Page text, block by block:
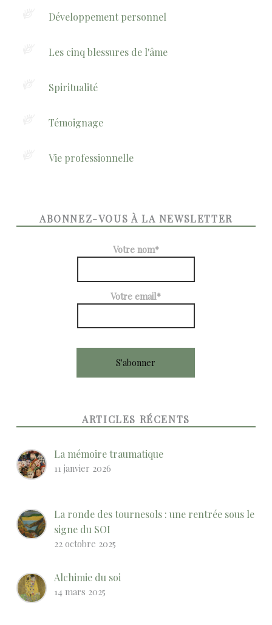
Développement personnel
Les cinq blessures de l'âme
Spiritualité
Témoignage
Vie professionnelle
ABONNEZ-VOUS À LA NEWSLETTER
Votre nom*
Votre email*
ARTICLES RÉCENTS
La mémoire traumatique
11 janvier 2026
La ronde des tournesols : une rentrée sous le
signe du SOI
22 octobre 2025
Alchimie du soi
14 mars 2025